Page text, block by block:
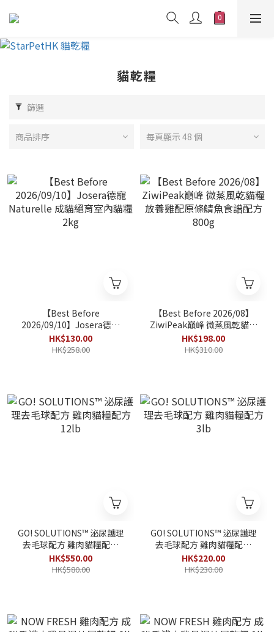
貓乾糧
篩選
商品排序 每頁顯示 48 個
【Best Before
2026/09/10】Josera德寵
Naturelle 成貓絕育室內貓糧
2kg
HK$130.00
HK$258.00
【Best Before 2026/08】
ZiwiPeak巔峰 微蒸風乾貓糧
放養雞配原條鯖魚食譜配方
800g
HK$198.00
HK$310.00
GO! SOLUTIONS™ 泌尿護理
去毛球配方 雞肉貓糧配方
12lb
HK$550.00
HK$580.00
GO! SOLUTIONS™ 泌尿護理
去毛球配方 雞肉貓糧配方
3lb
HK$220.00
HK$230.00